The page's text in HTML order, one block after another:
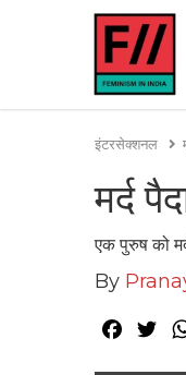
इंटरसेक्शनल
मर्द
एक पुरुष को
By